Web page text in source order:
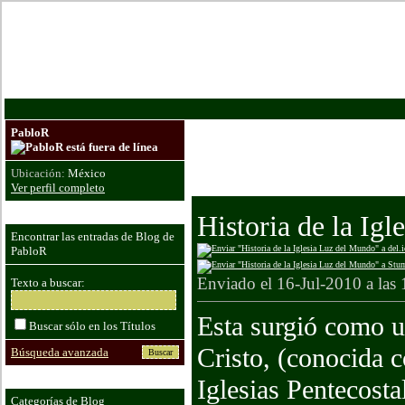
Historia de la
Enviado el 16-Jul-2010 a
Esta surgió como
Cristo, (conocida
Iglesias
PabloR
Ubicación: México
Ver perfil completo
Encontrar las entradas de Blog de
PabloR
Texto a buscar:
Buscar sólo en los Títulos
Búsqueda avanzada
Categorías de Blog